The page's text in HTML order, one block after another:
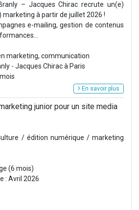
– Jacques Chirac recrute un(e)
à partir de juillet 2026 !
e-mailing, gestion de contenus
marketing, communication
- Jacques Chirac à Paris
En savoir plus
junior pour un site media
/ édition numérique / marketing
(6 mois)
: Avril 2026